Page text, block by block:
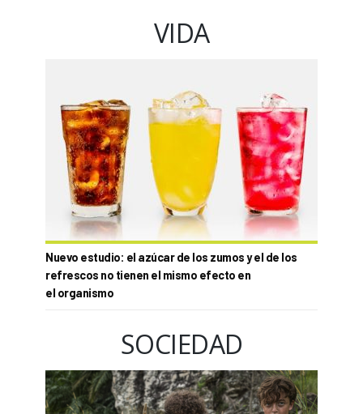
VIDA
Nuevo estudio: el azúcar de los zumos y el de los
refrescos no tienen el mismo efecto en
el organismo
SOCIEDAD